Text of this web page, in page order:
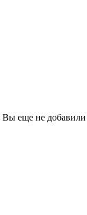
Вы еще не добавили